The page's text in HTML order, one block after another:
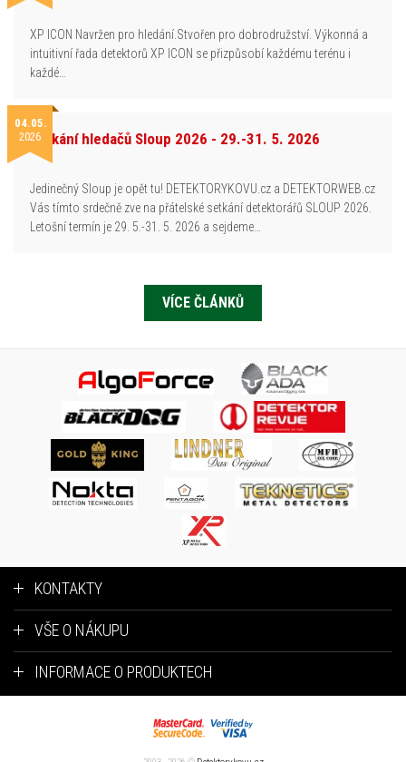
XP ICON Navržen pro hledání.Stvořen pro dobrodružství. Výkonná a
intuitivní řada detektorů XP ICON se přizpůsobí každému terénu i
každé…
04.05.
2026Setkání hledačů Sloup 2026 - 29.-31. 5. 2026
Jedinečný Sloup je opět tu! DETEKTORYKOVU.cz a DETEKTORWEB.cz
Vás tímto srdečně zve na přátelské setkání detektorářů SLOUP 2026.
Letošní termín je 29. 5.-31. 5. 2026 a sejdeme…
VÍCE ČLÁNKŮ
KONTAKTY
VŠE O NÁKUPU
INFORMACE O PRODUKTECH